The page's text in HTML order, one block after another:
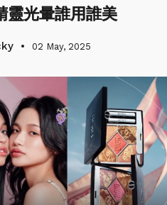
靈光暈誰用誰美
02 May, 2025